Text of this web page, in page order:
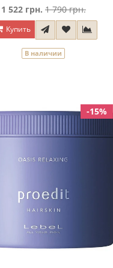
1 522 грн. 1 790 грн.
Купить
В наличии
-15%